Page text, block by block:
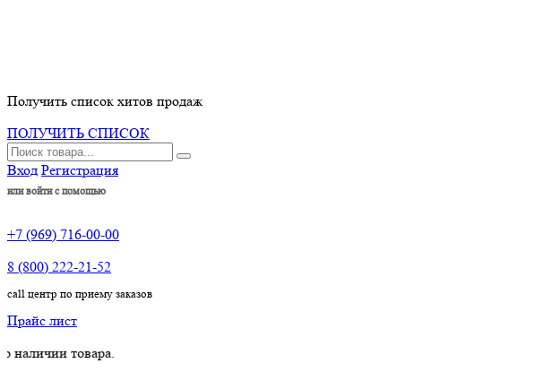
Получить список хитов продаж
ПОЛУЧИТЬ СПИСОК
Вход Регистрация
или войти с помощью
+7 (969) 716-00-00
8 (800) 222-21-52
call центр по приему заказов
Прайс лист
товара.